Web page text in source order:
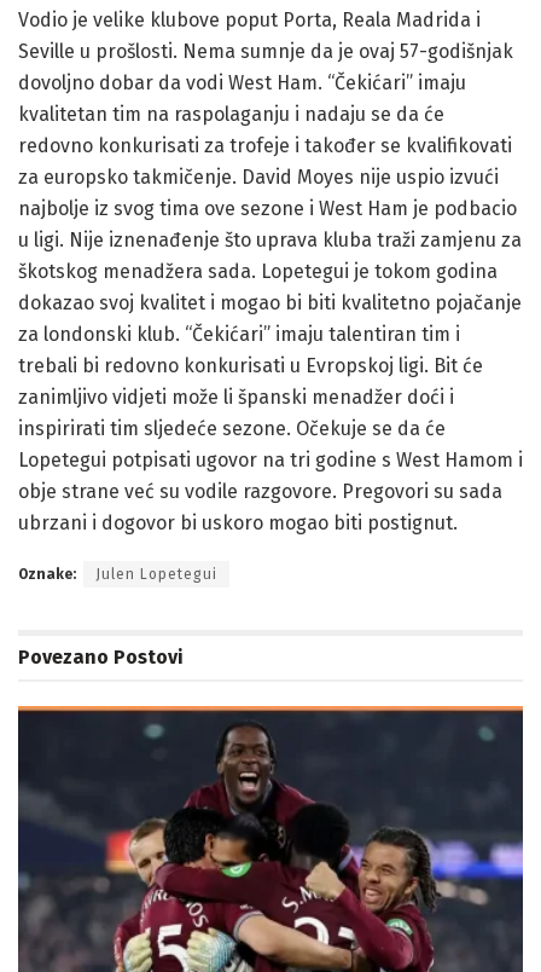
Vodio je velike klubove poput Porta, Reala Madrida i
Seville u prošlosti. Nema sumnje da je ovaj 57-godišnjak
dovoljno dobar da vodi West Ham. “Čekićari” imaju
kvalitetan tim na raspolaganju i nadaju se da će
redovno konkurisati za trofeje i također se kvalifikovati
za europsko takmičenje. David Moyes nije uspio izvući
najbolje iz svog tima ove sezone i West Ham je podbacio
u ligi. Nije iznenađenje što uprava kluba traži zamjenu za
škotskog menadžera sada. Lopetegui je tokom godina
dokazao svoj kvalitet i mogao bi biti kvalitetno pojačanje
za londonski klub. “Čekićari” imaju talentiran tim i
trebali bi redovno konkurisati u Evropskoj ligi. Bit će
zanimljivo vidjeti može li španski menadžer doći i
inspirirati tim sljedeće sezone. Očekuje se da će
Lopetegui potpisati ugovor na tri godine s West Hamom i
obje strane već su vodile razgovore. Pregovori su sada
ubrzani i dogovor bi uskoro mogao biti postignut.
Oznake: Julen Lopetegui
Povezano Postovi